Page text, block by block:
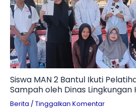
Siswa MAN 2 Bantul Ikuti
Sampah oleh Dinas
Bantul
Berita / Tinggalkan Komentar